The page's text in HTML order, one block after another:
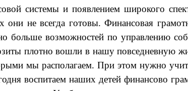
системы и появлением широкого
они не всегда готовы. Финансовая
больше возможностей по управлению
плотно вошли в нашу
мы располагаем. При этом нужно
воспитаем наших детей финансово